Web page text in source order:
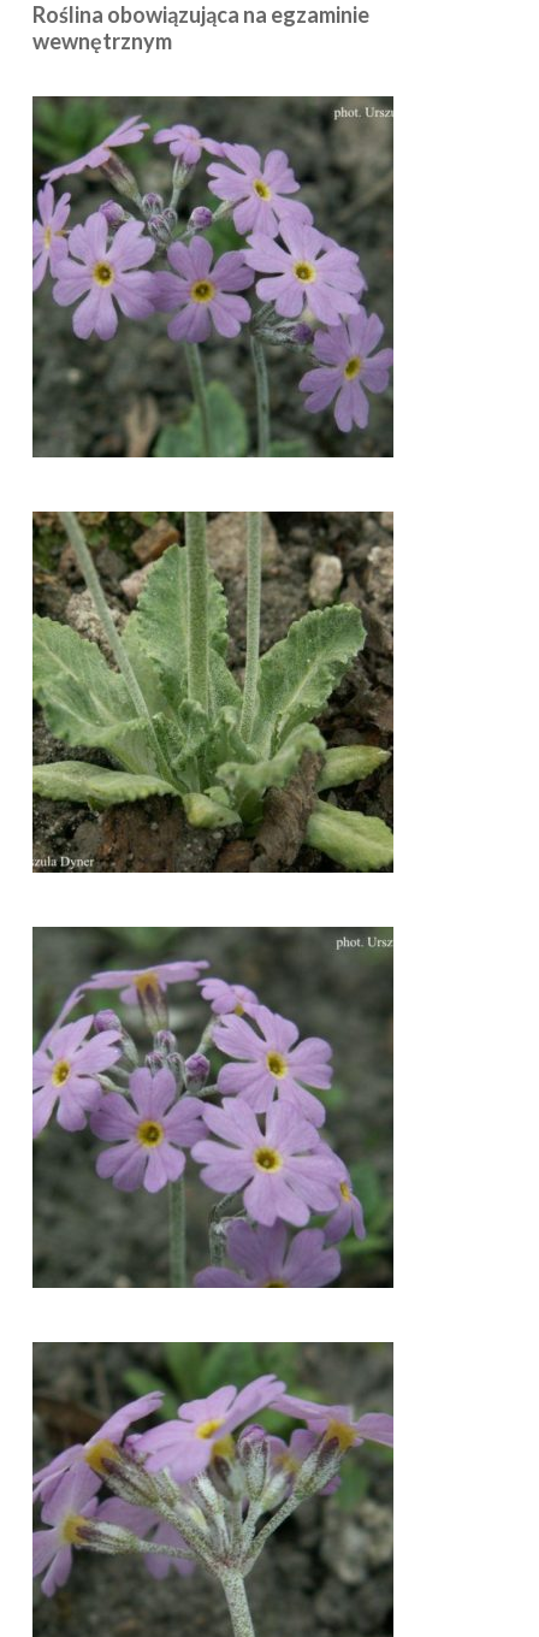
Roślina obowiązująca na egzaminie
wewnętrznym